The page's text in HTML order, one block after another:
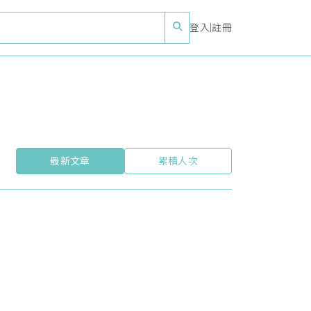
登入 註冊
最新文章 累積人次